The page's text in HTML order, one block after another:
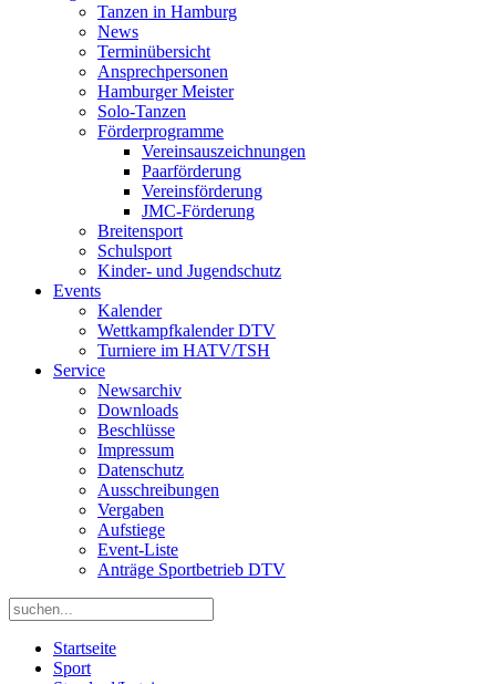
Tanzen in Hamburg
News
Terminübersicht
Ansprechpersonen
Hamburger Meister
Solo-Tanzen
Förderprogramme
Vereinsauszeichnungen
Paarförderung
Vereinsförderung
JMC-Förderung
Breitensport
Schulsport
Kinder- und Jugendschutz
Events
Kalender
Wettkampfkalender DTV
Turniere im HATV/TSH
Service
Newsarchiv
Downloads
Beschlüsse
Impressum
Datenschutz
Ausschreibungen
Vergaben
Aufstiege
Event-Liste
Anträge Sportbetrieb DTV
Startseite
Sport